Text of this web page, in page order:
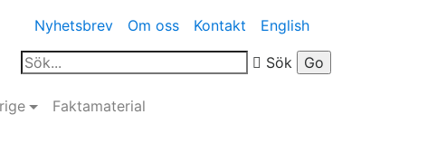
Nyhetsbrev Om oss Kontakt English
Sök
Faktamaterial